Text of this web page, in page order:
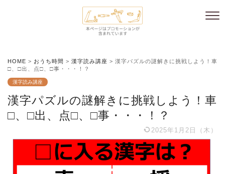
HOME > おうち時間 > 漢字読み講座 > 漢字パズルの謎解きに挑戦しよう！車
□、□出、点□、□事・・・！？
漢字読み講座
漢字パズルの謎解きに挑戦しよう！車
□、□出、点□、□事・・・！？
2025年1月2日（木）